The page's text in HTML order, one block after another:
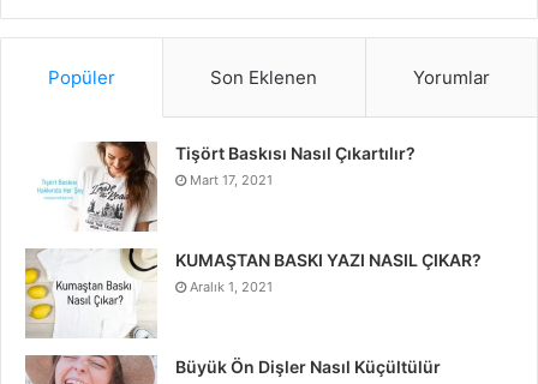
Popüler Son Eklenen Yorumlar
Tişört Baskısı Nasıl Çıkartılır?
Mart 17, 2021
KUMAŞTAN BASKI YAZI NASIL ÇIKAR?
Aralık 1, 2021
Büyük Ön Dişler Nasıl Küçültülür